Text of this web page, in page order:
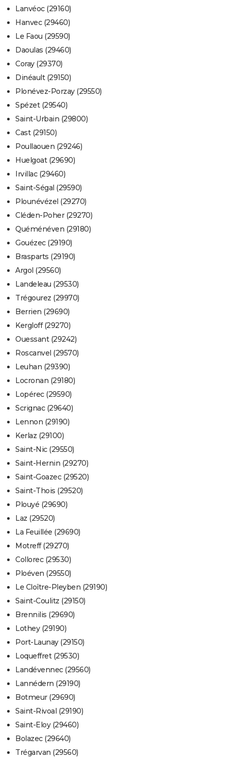
Lanvéoc (29160)
Hanvec (29460)
Le Faou (29590)
Daoulas (29460)
Coray (29370)
Dinéault (29150)
Plonévez-Porzay (29550)
Spézet (29540)
Saint-Urbain (29800)
Cast (29150)
Poullaouen (29246)
Huelgoat (29690)
Irvillac (29460)
Saint-Ségal (29590)
Plounévézel (29270)
Cléden-Poher (29270)
Quéménéven (29180)
Gouézec (29190)
Brasparts (29190)
Argol (29560)
Landeleau (29530)
Trégourez (29970)
Berrien (29690)
Kergloff (29270)
Ouessant (29242)
Roscanvel (29570)
Leuhan (29390)
Locronan (29180)
Lopérec (29590)
Scrignac (29640)
Lennon (29190)
Kerlaz (29100)
Saint-Nic (29550)
Saint-Hernin (29270)
Saint-Goazec (29520)
Saint-Thois (29520)
Plouyé (29690)
Laz (29520)
La Feuillée (29690)
Motreff (29270)
Collorec (29530)
Ploéven (29550)
Le Cloître-Pleyben (29190)
Saint-Coulitz (29150)
Brennilis (29690)
Lothey (29190)
Port-Launay (29150)
Loqueffret (29530)
Landévennec (29560)
Lannédern (29190)
Botmeur (29690)
Saint-Rivoal (29190)
Saint-Eloy (29460)
Bolazec (29640)
Trégarvan (29560)